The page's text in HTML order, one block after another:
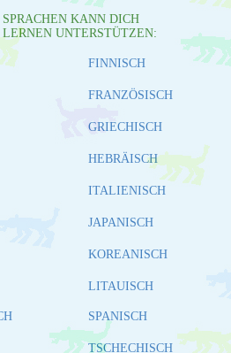
KANN DICH
UNTERSTÜTZEN:
FINNISCH
FRANZÖSISCH
GRIECHISCH
HEBRÄISCH
ITALIENISCH
JAPANISCH
KOREANISCH
LITAUISCH
SPANISCH
TSCHECHISCH